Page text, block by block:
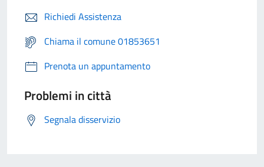
Richiedi Assistenza
Chiama il comune 01853651
Prenota un appuntamento
Problemi in città
Segnala disservizio